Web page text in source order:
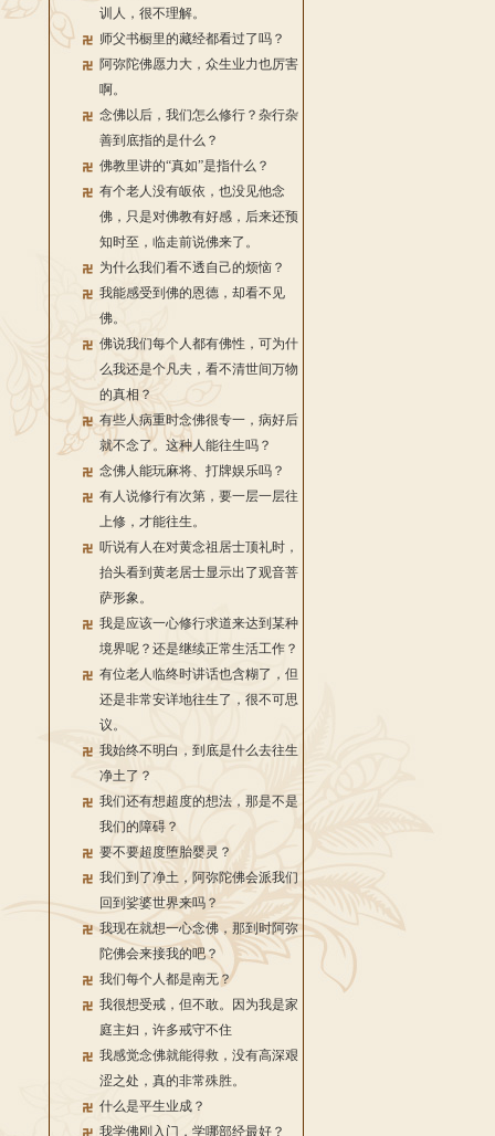
训人，很不理解。
师父书橱里的藏经都看过了吗？
阿弥陀佛愿力大，众生业力也厉害
啊。
念佛以后，我们怎么修行？杂行杂
善到底指的是什么？
佛教里讲的“真如”是指什么？
有个老人没有皈依，也没见他念
佛，只是对佛教有好感，后来还预
知时至，临走前说佛来了。
为什么我们看不透自己的烦恼？
我能感受到佛的恩德，却看不见
佛。
佛说我们每个人都有佛性，可为什
么我还是个凡夫，看不清世间万物
的真相？
有些人病重时念佛很专一，病好后
就不念了。这种人能往生吗？
念佛人能玩麻将、打牌娱乐吗？
有人说修行有次第，要一层一层往
上修，才能往生。
听说有人在对黄念祖居士顶礼时，
抬头看到黄老居士显示出了观音菩
萨形象。
我是应该一心修行求道来达到某种
境界呢？还是继续正常生活工作？
有位老人临终时讲话也含糊了，但
还是非常安详地往生了，很不可思
议。
我始终不明白，到底是什么去往生
净土了？
我们还有想超度的想法，那是不是
我们的障碍？
要不要超度堕胎婴灵？
我们到了净土，阿弥陀佛会派我们
回到娑婆世界来吗？
我现在就想一心念佛，那到时阿弥
陀佛会来接我的吧？
我们每个人都是南无？
我很想受戒，但不敢。因为我是家
庭主妇，许多戒守不住
我感觉念佛就能得救，没有高深艰
涩之处，真的非常殊胜。
什么是平生业成？
我学佛刚入门，学哪部经最好？